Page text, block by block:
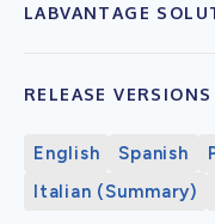
LABVANTAGE
RELEASE VERSIONS
English Spanish
Italian (Summary)